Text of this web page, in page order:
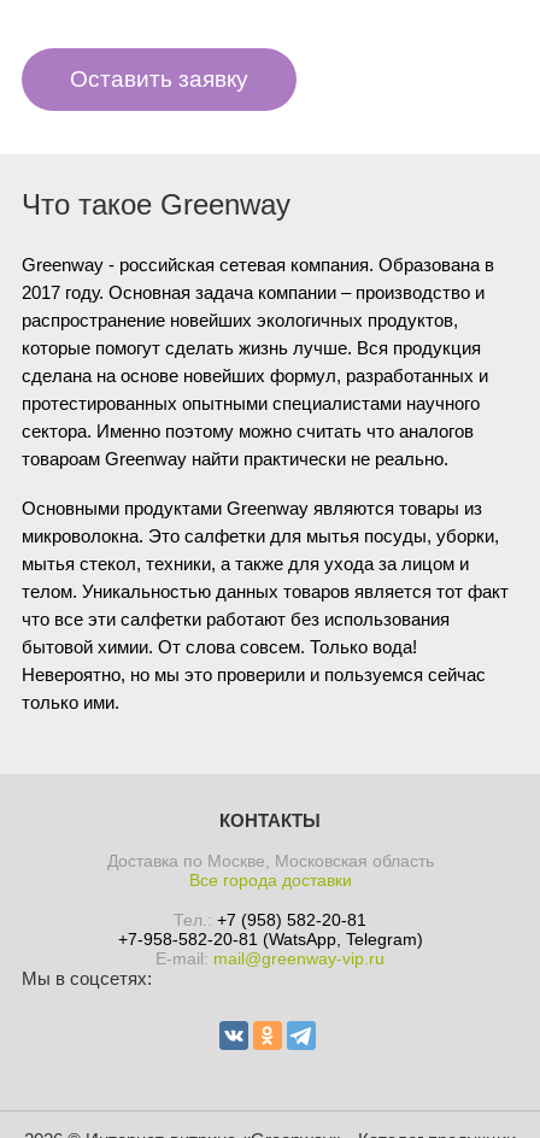
Оставить заявку
Что такое Greenway
Greenway - российская сетевая компания. Образована в
2017 году. Основная задача компании – производство и
распространение новейших экологичных продуктов,
которые помогут сделать жизнь лучше. Вся продукция
сделана на основе новейших формул, разработанных и
протестированных опытными специалистами научного
сектора. Именно поэтому можно считать что аналогов
товароам Greenway найти практически не реально.
Основными продуктами Greenway являются товары из
микроволокна. Это салфетки для мытья посуды, уборки,
мытья стекол, техники, а также для ухода за лицом и
телом. Уникальностью данных товаров является тот факт
что все эти салфетки работают без использования
бытовой химии. От слова совсем. Только вода!
Невероятно, но мы это проверили и пользуемся сейчас
только ими.
КОНТАКТЫ
Доставка по Москве, Московская область
Все города доставки
Тел.: +7 (958) 582-20-81
+7-958-582-20-81 (WatsApp, Telegram)
E-mail: mail@greenway-vip.ru
Мы в соцсетях: